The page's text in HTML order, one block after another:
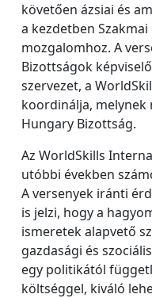
követően ázsiai és
a kezdetben
mozgalomhoz. A
Bizottságok
szervezet, a
koordinálja, melynek
Hungary Bizottság.
Az WorldSkills
utóbbi években
A versenyek iránti
is jelzi, hogy a
ismeretek alapvető
gazdasági és
egy politikától
költséggel, kiváló